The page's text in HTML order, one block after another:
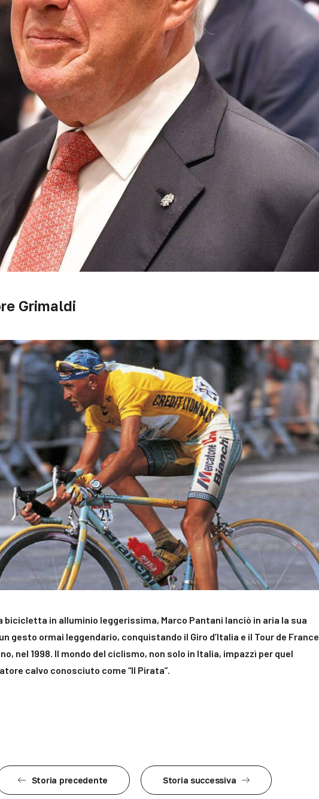
Grimaldi
bicicletta in alluminio leggerissima, Marco Pantani lanciò in aria la sua
gesto ormai leggendario, conquistando il Giro d’Italia e il Tour de France
nel 1998. Il mondo del ciclismo, non solo in Italia, impazzì per quel
calvo conosciuto come “Il Pirata”.
Storia precedente Storia successiva